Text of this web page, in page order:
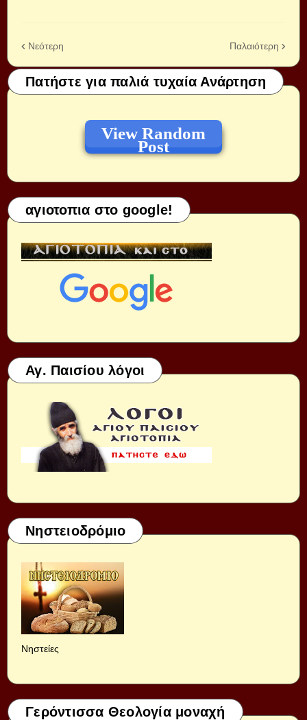
Νεότερη Παλαιότερη
Πατήστε για παλιά τυχαία Ανάρτηση
View Random
Post
αγιοτοπια στο google!
Αγ. Παισίου λόγοι
Νηστειοδρόμιο
Νηστείες
Γερόντισσα Θεολογία μοναχή